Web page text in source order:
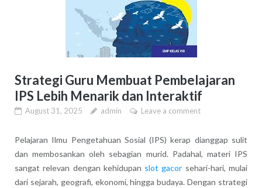
Strategi Guru Membuat Pembelajaran
IPS Lebih Menarik dan Interaktif
August 31, 2025 admin Leave a comment
Pelajaran Ilmu Pengetahuan Sosial (IPS) kerap dianggap sulit
dan membosankan oleh sebagian murid. Padahal, materi IPS
sangat relevan dengan kehidupan slot gacor sehari-hari, mulai
dari sejarah, geografi, ekonomi, hingga budaya. Dengan strategi